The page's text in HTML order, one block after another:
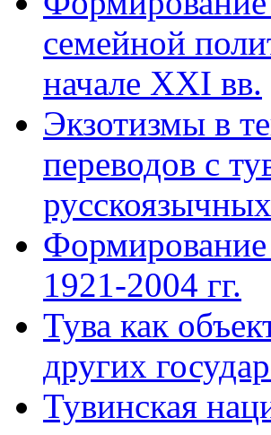
семейной
начале XXI вв.
Экзотизмы в
переводов с
Формирование
1921-2004 гг.
Тува как
других
Тувинская